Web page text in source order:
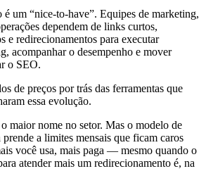
é um “nice-to-have”. Equipes de marketing,
dependem de links curtos,
e redirecionamentos para executar
acompanhar o desempenho e mover
o SEO.
de preços por trás das ferramentas que
essa evolução.
maior nome no setor. Mas o modelo de
a limites mensais que ficam caros
você usa, mais paga — mesmo quando o
atender mais um redirecionamento é, na